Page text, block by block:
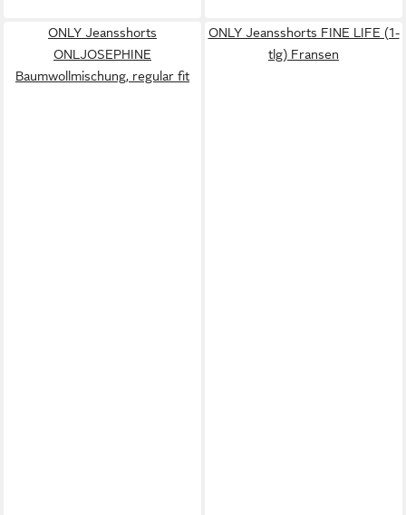
ONLY Jeansshorts
ONLJOSEPHINE
Baumwollmischung, regular fit
ONLY Jeansshorts FINE LIFE (1-
tlg) Fransen